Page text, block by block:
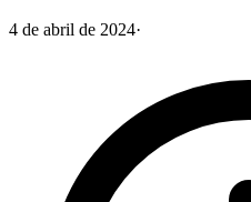
4 de abril de 2024·